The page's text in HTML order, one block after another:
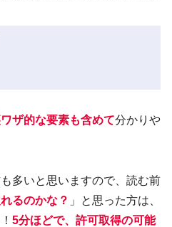
ザ的な要素も含めて分かりや
多いと思いますので、読む前
るのかな？ 」と思った方は、
5分ほどで、許可取得の可能